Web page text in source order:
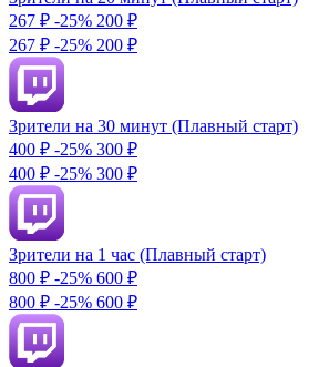
267 ₽ -25% 200 ₽
267 ₽ -25% 200 ₽
Зрители на 30 минут (Плавный старт)
400 ₽ -25% 300 ₽
400 ₽ -25% 300 ₽
Зрители на 1 час (Плавный старт)
800 ₽ -25% 600 ₽
800 ₽ -25% 600 ₽